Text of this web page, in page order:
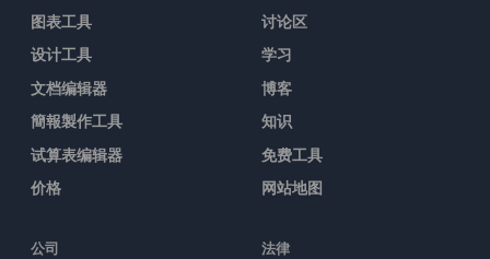
图表工具
设计工具
文档编辑器
簡報製作工具
试算表编辑器
价格
讨论区
学习
博客
知识
免费工具
网站地图
公司 法律